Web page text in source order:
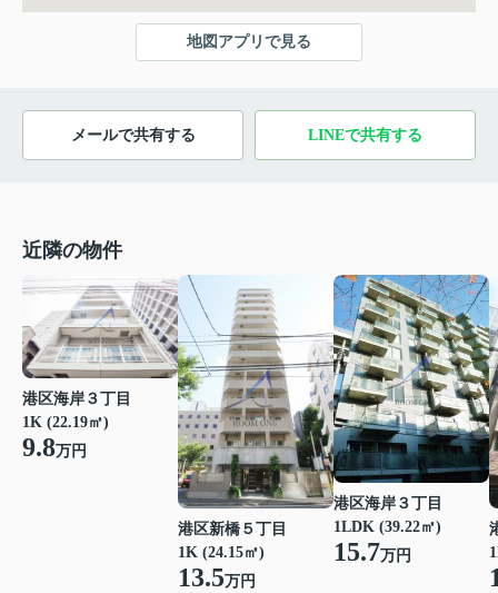
地図アプリで見る
メールで共有する LINEで共有する
近隣の物件
港区海岸３丁目
1K (22.19㎡)
9.8万円
港区新橋５丁目
1K (24.15㎡)
13.5万円
港区海岸３丁目
1LDK (39.22㎡)
15.7万円